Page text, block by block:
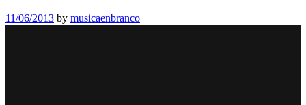
11/06/2013 by musicaenbranco